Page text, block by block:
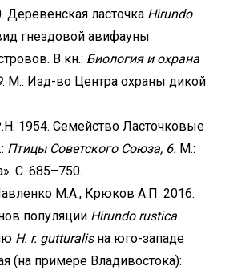
Деревенская ласточка Hirundo
гнездовой авифауны
В кн.: Биология и охрана
. М.: Изд-во Центра охраны дикой
1954. Семейство Ласточковые
Птицы Советского Союза, 6. М.:
С. 685–750.
М.А., Крюков А.П. 2016.
популяции Hirundo rustica
H. r. gutturalis на юго-западе
(на примере Владивостока):